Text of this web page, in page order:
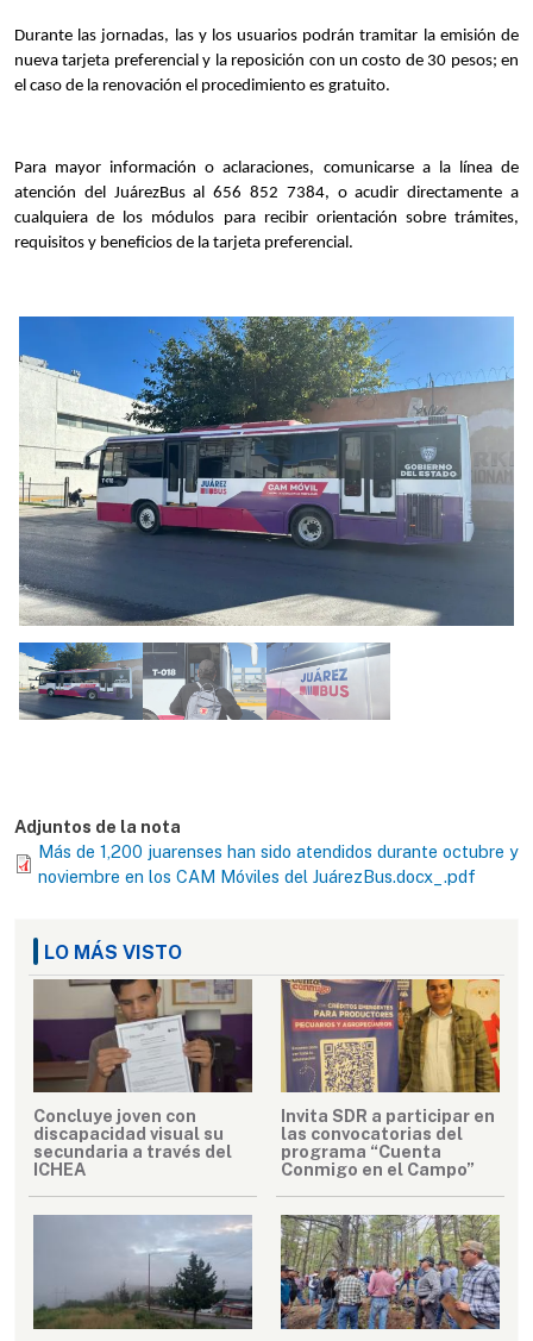
Durante las jornadas, las y los usuarios podrán tramitar la emisión de
nueva tarjeta preferencial y la reposición con un costo de 30 pesos; en
el caso de la renovación el procedimiento es gratuito.
Para mayor información o aclaraciones, comunicarse a la línea de
atención del JuárezBus al 656 852 7384, o acudir directamente a
cualquiera de los módulos para recibir orientación sobre trámites,
requisitos y beneficios de la tarjeta preferencial.
Adjuntos de la nota
Más de 1,200 juarenses han sido atendidos durante octubre y
noviembre en los CAM Móviles del JuárezBus.docx_.pdf
LO MÁS VISTO
Concluye joven con
discapacidad visual su
secundaria a través del
ICHEA
Invita SDR a participar en
las convocatorias del
programa “Cuenta
Conmigo en el Campo”